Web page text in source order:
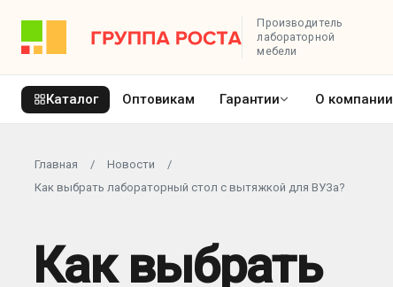
Производитель
лабораторной
мебели
Каталог Оптовикам Гарантии О компании
Главная / Новости
/
Как выбрать лабораторный стол с вытяжкой для ВУЗа?
Как выбрать